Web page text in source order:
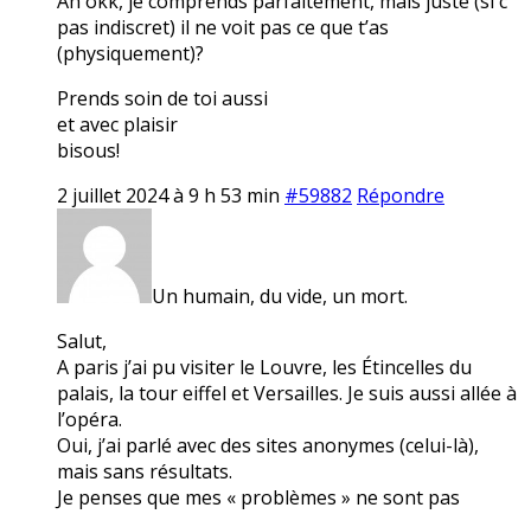
pas indiscret) il ne voit pas ce que t’as
(physiquement)?
Prends soin de toi aussi
et avec plaisir
bisous!
2 juillet 2024 à 9 h 53 min #59882 Répondre
Un humain, du vide, un mort.
Salut,
A paris j’ai pu visiter le Louvre, les Étincelles du
palais, la tour eiffel et Versailles. Je suis aussi allée à
l’opéra.
Oui, j’ai parlé avec des sites anonymes (celui-là),
mais sans résultats.
Je penses que mes « problèmes » ne sont pas